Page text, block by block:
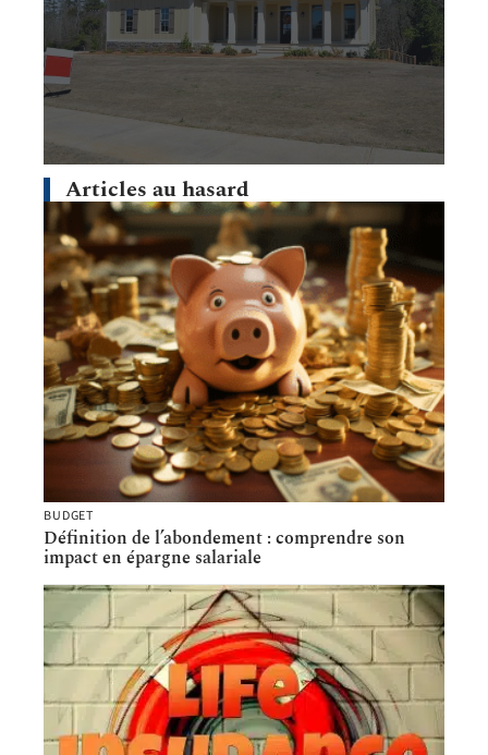
Articles au hasard
BUDGET
Définition de l’abondement : comprendre son
impact en épargne salariale